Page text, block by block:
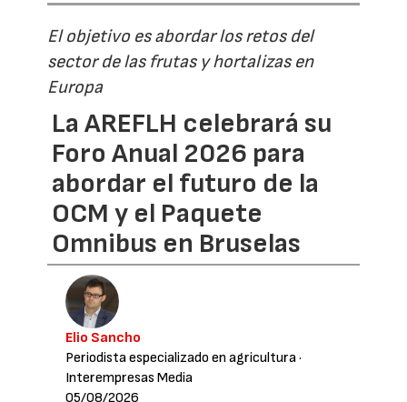
El objetivo es abordar los retos del
sector de las frutas y hortalizas en
Europa
La AREFLH celebrará su
Foro Anual 2026 para
abordar el futuro de la
OCM y el Paquete
Omnibus en Bruselas
Elio Sancho
Periodista especializado en agricultura·
Interempresas Media
05/08/2026